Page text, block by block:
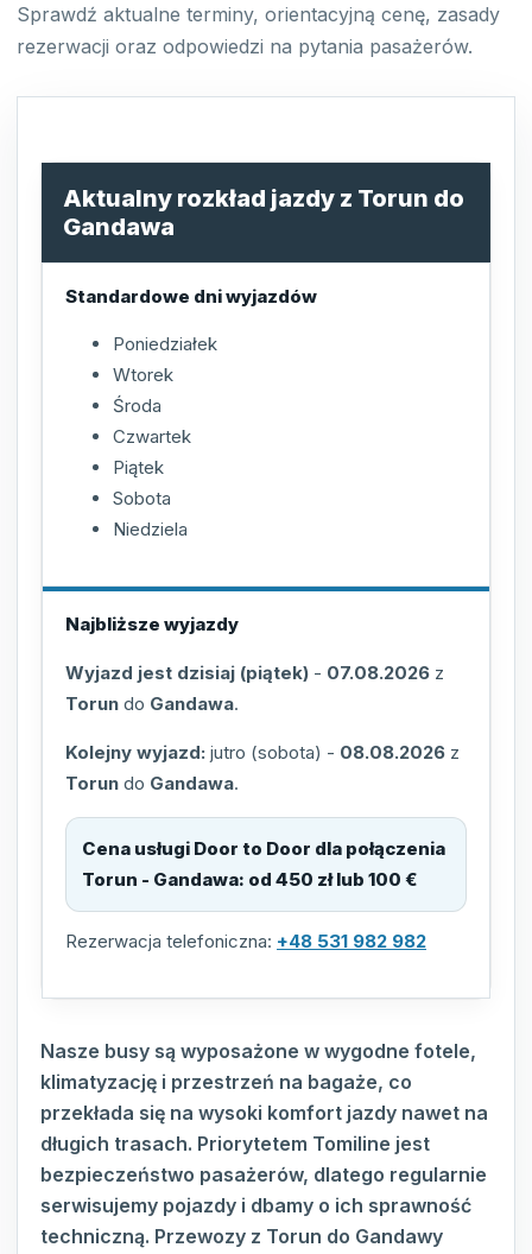
Sprawdź aktualne terminy, orientacyjną cenę, zasady
rezerwacji oraz odpowiedzi na pytania pasażerów.
Aktualny rozkład jazdy z Torun do
Gandawa
Standardowe dni wyjazdów
Poniedziałek
Wtorek
Środa
Czwartek
Piątek
Sobota
Niedziela
Najbliższe wyjazdy
Wyjazd jest dzisiaj (piątek) - 07.08.2026 z
Torun do Gandawa.
Kolejny wyjazd: jutro (sobota) - 08.08.2026 z
Torun do Gandawa.
Cena usługi Door to Door dla połączenia
Torun - Gandawa: od 450 zł lub 100 €
Rezerwacja telefoniczna: +48 531 982 982
Nasze busy są wyposażone w wygodne fotele,
klimatyzację i przestrzeń na bagaże, co
przekłada się na wysoki komfort jazdy nawet na
długich trasach. Priorytetem Tomiline jest
bezpieczeństwo pasażerów, dlatego regularnie
serwisujemy pojazdy i dbamy o ich sprawność
techniczną. Przewozy z Torun do Gandawy